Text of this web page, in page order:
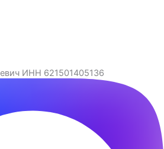
ИНН 621501405136